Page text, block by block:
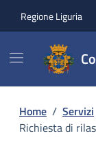
Regione Liguria
Home / Servizi
Richiesta di